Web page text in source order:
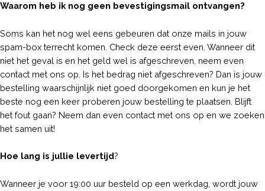
Waarom heb ik nog geen bevestigingsmail ontvangen?
Soms kan het nog wel eens gebeuren dat onze mails in jouw
spam-box terrecht komen. Check deze eerst even. Wanneer dit
niet het geval is en het geld wel is afgeschreven, neem even
contact met ons op. Is het bedrag niet afgeschreven? Dan is jouw
bestelling waarschijnlijk niet goed doorgekomen en kun je het
beste nog een keer proberen jouw bestelling te plaatsen. Blijft
het fout gaan? Neem dan even contact met ons op en we zoeken
het samen uit!
Hoe lang is jullie levertijd?
Wanneer je voor 19:00 uur besteld op een werkdag, wordt jouw